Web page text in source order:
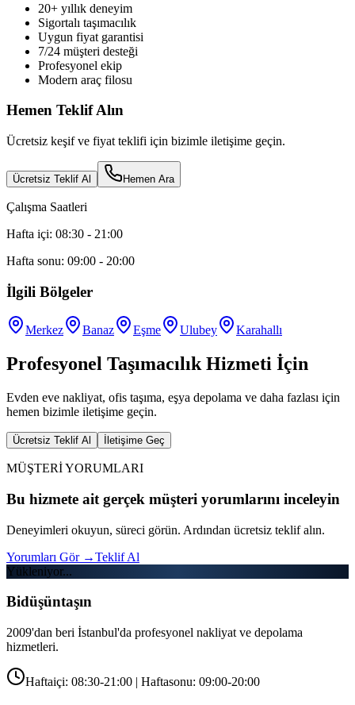
20+ yıllık deneyim
Sigortalı taşımacılık
Uygun fiyat garantisi
7/24 müşteri desteği
Profesyonel ekip
Modern araç filosu
Hemen Teklif Alın
Ücretsiz keşif ve fiyat teklifi için bizimle iletişime geçin.
Ücretsiz Teklif Al Hemen Ara
Çalışma Saatleri
Hafta içi: 08:30 - 21:00
Hafta sonu: 09:00 - 20:00
İlgili Bölgeler
Merkez Banaz Eşme Ulubey Karahallı
Profesyonel Taşımacılık Hizmeti İçin
Evden eve nakliyat, ofis taşıma, eşya depolama ve daha fazlası için
hemen bizimle iletişime geçin.
Ücretsiz Teklif Al İletişime Geç
MÜŞTERİ YORUMLARI
Bu hizmete ait gerçek müşteri yorumlarını inceleyin
Deneyimleri okuyun, süreci görün. Ardından ücretsiz teklif alın.
Yorumları Gör →Teklif Al
Yükleniyor...
Bidüşüntaşın
2009'dan beri İstanbul'da profesyonel nakliyat ve depolama
hizmetleri.
Haftaiçi: 08:30-21:00 | Haftasonu: 09:00-20:00